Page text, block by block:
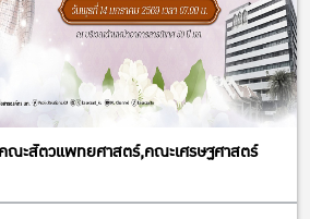
ณะสัตวแพทยศาสตร์,คณะเศรษฐศาสตร์